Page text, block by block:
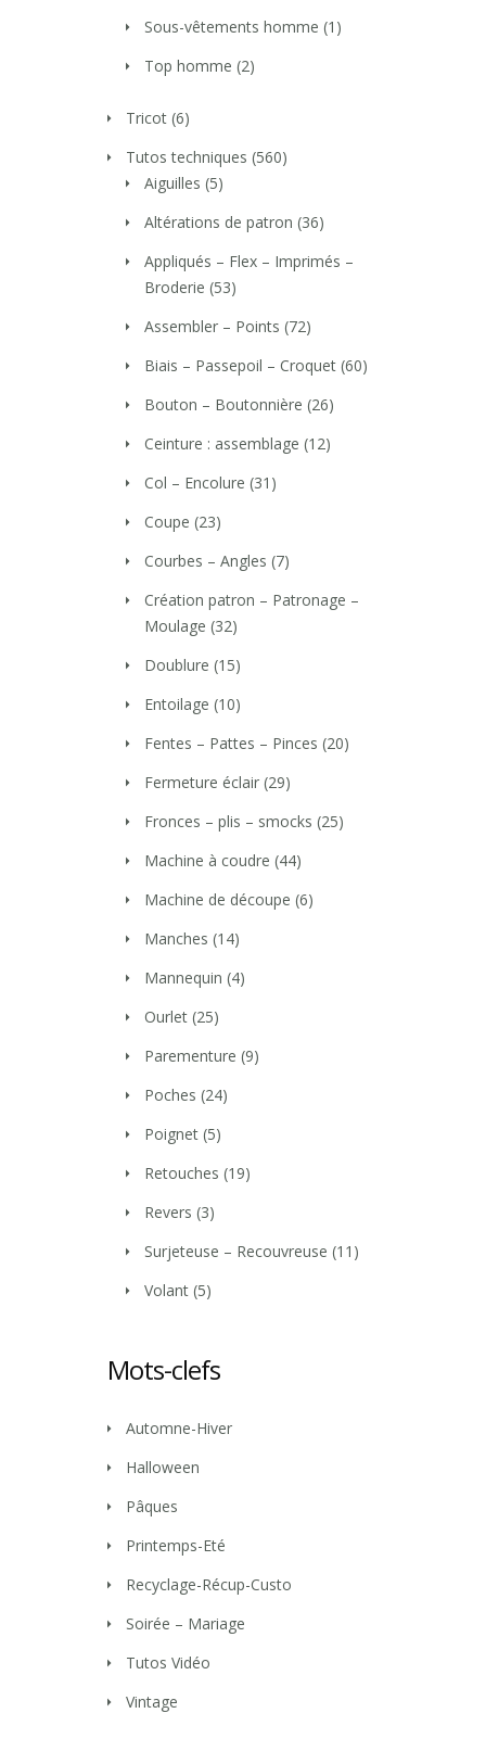
Sous-vêtements homme (1)
Top homme (2)
Tricot (6)
Tutos techniques (560)
Aiguilles (5)
Altérations de patron (36)
Appliqués – Flex – Imprimés –
Broderie (53)
Assembler – Points (72)
Biais – Passepoil – Croquet (60)
Bouton – Boutonnière (26)
Ceinture : assemblage (12)
Col – Encolure (31)
Coupe (23)
Courbes – Angles (7)
Création patron – Patronage –
Moulage (32)
Doublure (15)
Entoilage (10)
Fentes – Pattes – Pinces (20)
Fermeture éclair (29)
Fronces – plis – smocks (25)
Machine à coudre (44)
Machine de découpe (6)
Manches (14)
Mannequin (4)
Ourlet (25)
Parementure (9)
Poches (24)
Poignet (5)
Retouches (19)
Revers (3)
Surjeteuse – Recouvreuse (11)
Volant (5)
Mots-clefs
Automne-Hiver
Halloween
Pâques
Printemps-Eté
Recyclage-Récup-Custo
Soirée – Mariage
Tutos Vidéo
Vintage